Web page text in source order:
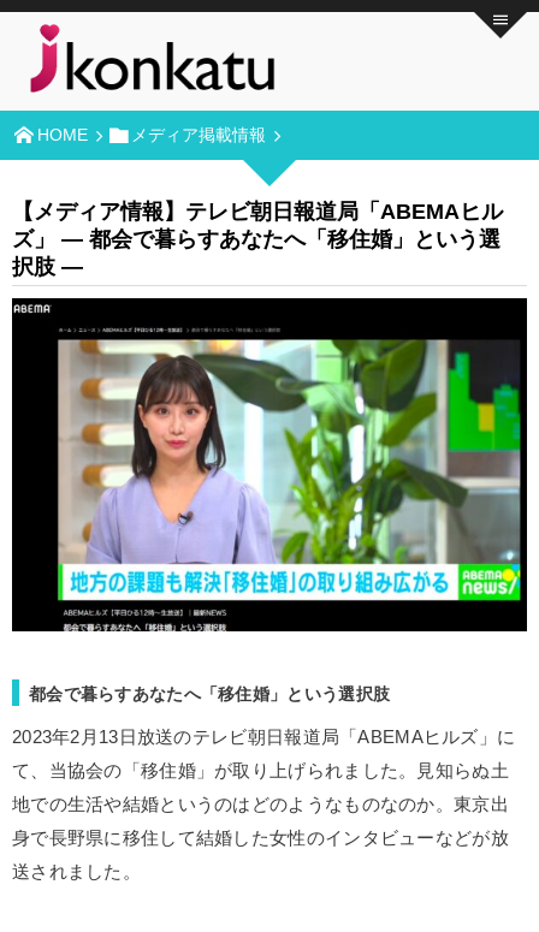
HOME メディア掲載情報
【メディア情報】テレビ朝日報道局「ABEMAヒル
ズ」 ― 都会で暮らすあなたへ「移住婚」という選
択肢 ―
都会で暮らすあなたへ「移住婚」という選択肢
2023年2月13日放送のテレビ朝日報道局「ABEMAヒルズ」に
て、当協会の「移住婚」が取り上げられました。見知らぬ土
地での生活や結婚というのはどのようなものなのか。東京出
身で長野県に移住して結婚した女性のインタビューなどが放
送されました。